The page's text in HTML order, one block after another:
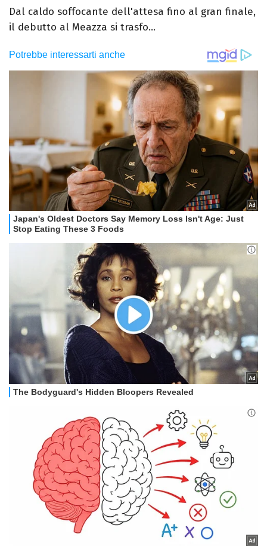
Dal caldo soffocante dell'attesa fino al gran finale,
il debutto al Meazza si trasfo...